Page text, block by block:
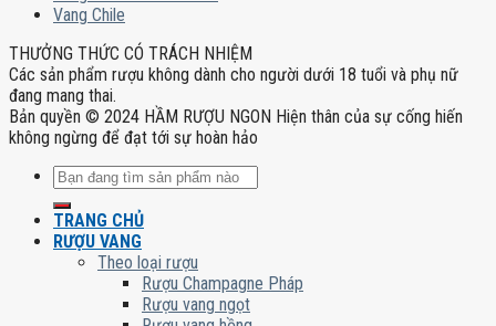
Vang Chile
THƯỞNG THỨC CÓ TRÁCH NHIỆM
Các sản phẩm rượu không dành cho người dưới 18 tuổi và phụ nữ
đang mang thai.
Bản quyền © 2024 HẦM RƯỢU NGON Hiện thân của sự cống hiến
không ngừng để đạt tới sự hoàn hảo
Tìm
kiếm:
TRANG CHỦ
RƯỢU VANG
Theo loại rượu
Rượu Champagne Pháp
Rượu vang ngọt